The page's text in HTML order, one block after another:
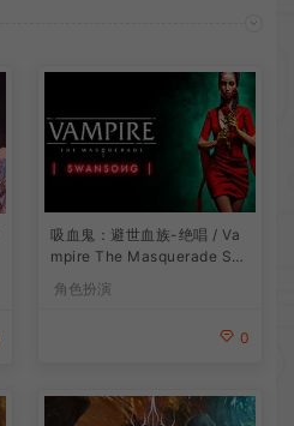
吸血鬼：避世血族-绝唱 / Va
mpire The Masquerade Sw
ansong
角色扮演
0